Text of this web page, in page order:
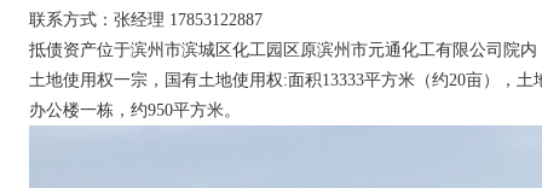
联系方式：张经理 17853122887
抵债资产位于滨州市滨城区化工园区原滨州市元通化工有限公司院
土地使用权一宗，国有土地使用权:面积13333平方米（约20亩），
办公楼一栋，约950平方米。